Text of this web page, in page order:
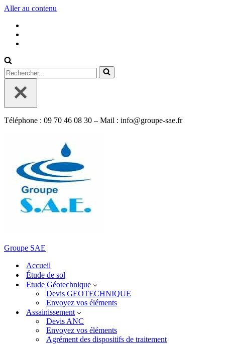
Aller au contenu
Rechercher...
Téléphone : 09 70 46 08 30 – Mail : info@groupe-sae.fr
Groupe SAE
Accueil
Étude de sol
Etude Géotechnique
Devis GEOTECHNIQUE
Envoyez vos éléments
Assainissement
Devis ANC
Envoyez vos éléments
Agrément des dispositifs de traitement